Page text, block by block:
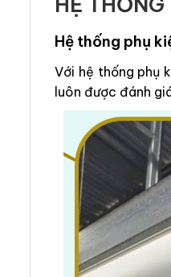
Hệ thống phụ
Với hệ thống phụ
luôn được đánh